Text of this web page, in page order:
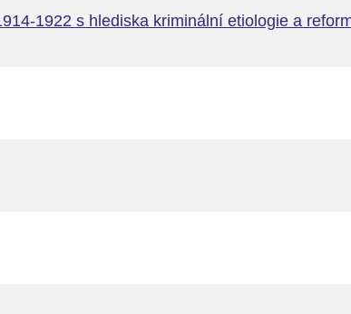
1922 s hlediska kriminální etiologie a